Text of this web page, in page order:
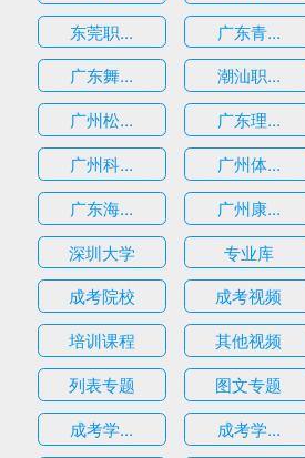
东莞职...
广东青...
广东舞...
潮汕职...
广州松...
广东理...
广州科...
广州体...
广东海...
广州康...
深圳大学
专业库
成考院校
成考视频
培训课程
其他视频
列表专题
图文专题
成考学...
成考学...